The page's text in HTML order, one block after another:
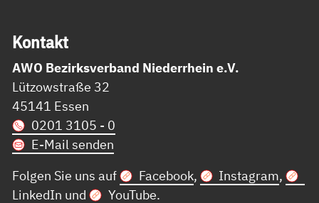
Kon­takt
AWO Bezirksverband Niederrhein e.V.
Lützowstraße 32
45141 Essen
0201 3105 - 0
E-Mail senden
Folgen Sie uns auf
Facebook, Instagram,
LinkedIn und YouTube.